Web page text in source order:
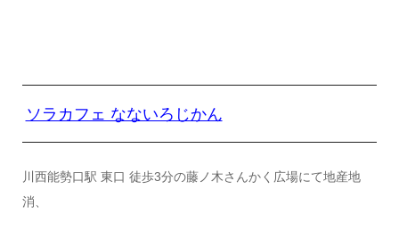
ソラカフェ なないろじかん
川西能勢口駅 東口 徒歩3分の藤ノ木さんかく広場にて地産地
消、